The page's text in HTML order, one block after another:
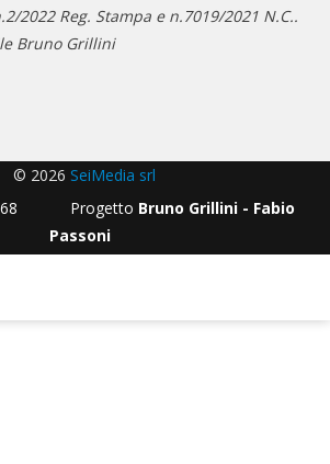
2022 Reg. Stampa e n.7019/2021 N.C..
Bruno Grillini
© 2026 SeiMedia srl
Progetto Bruno Grillini - Fabio
Passoni